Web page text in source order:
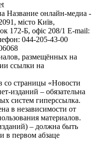
Название онлайн-медиа -
місто Київ,
Б, офіс 208/1 E-mail:
044-205-43-00
размещённых на
ссылки на
со страницы «Новости
изданий – обязательна
систем гиперссылка.
в независимости от
материалов.
– должна быть
в первом абзаце